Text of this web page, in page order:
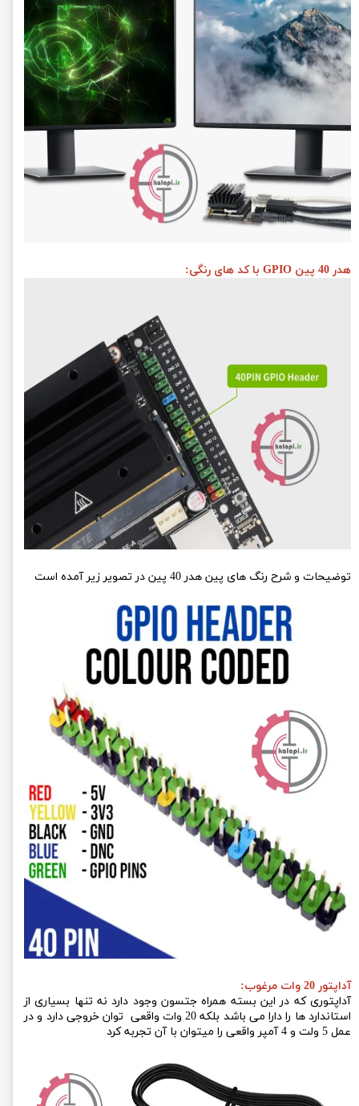
هدر 40 پین GPIO با کد های رنگی:
توضیحات و شرح رنگ های پین هدر 40 پین در تصویر زیر آمده است
آداپتور 20 وات مرغوب:
آداپتوری که در این بسته همراه جتسون وجود دارد نه تنها بسیاری از
استاندارد ها را دارا می باشد بلکه 20 وات واقعی توان خروجی دارد و در
عمل 5 ولت و 4 آمپر واقعی را میتوان با آن تجربه کرد